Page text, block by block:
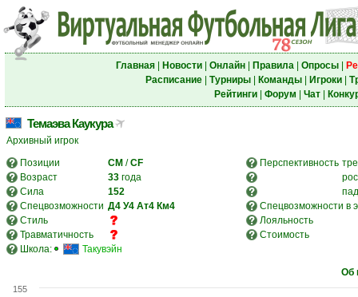
Главная| Новости| Онлайн| Правила| Опросы|
Расписание| Турниры| Команды| Игроки|
Рейтинги| Форум Чат|
Темаэва Каукура
Архивный игрок
Позиции
CM /CF Перспективность
Возраст
33 года
Сила
152
Спецвозможности Д4 У4 Ат4 Км4
Спецвозможности в
Стиль
Лояльность
Травматичность
Стоимость
Школа:
Такувэйн
Об
155